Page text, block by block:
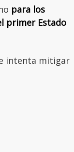
para los
primer Estado
intenta mitigar